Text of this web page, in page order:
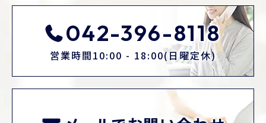
042-396-8118
営業時間10:00 - 18:00(日曜定休)